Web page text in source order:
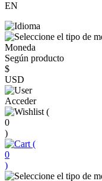
EN
Moneda
Según producto
$
USD
Acceder
(
0
)
(
0
)